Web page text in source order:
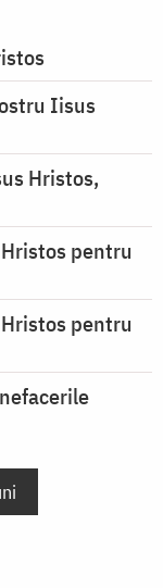
Iisus
Hristos,
pentru
pentru